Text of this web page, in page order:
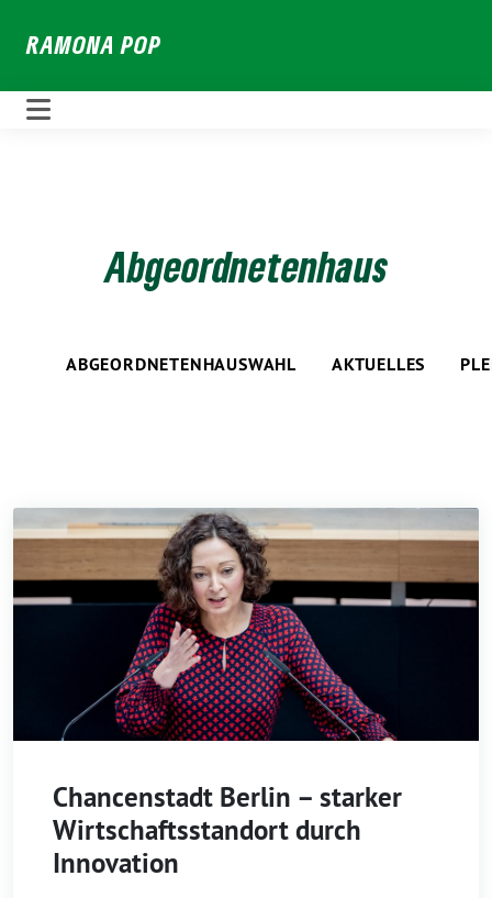
zumRAMONA POP
Abgeordnetenhaus
ABGEORDNETENHAUSWAHL AKTUELLES
Chancenstadt Berlin – starker
Wirtschaftsstandort durch
Innovation